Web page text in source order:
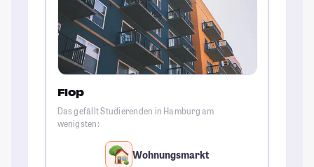
Flop
Das gefällt Studierenden in Hamburg am
wenigsten:
Wohnungsmarkt